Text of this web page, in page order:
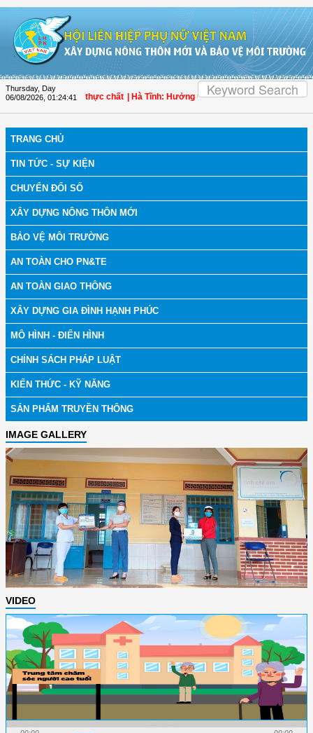
Thursday, Day
06/08/2026 01:24:42
quyền tiếp cận thực chất | Hà Tĩnh: Hưởng ứng Tháng hành động phòng,
TRANG CHỦ
TIN TỨC - SỰ KIỆN
CHUYỂN ĐỔI SỐ
XÂY DỰNG NÔNG THÔN MỚI
BẢO VỆ MÔI TRƯỜNG
AN TOÀN CHO PN&TE
AN TOÀN GIAO THÔNG
XÂY DỰNG GIA ĐÌNH HẠNH PHÚC
MÔ HÌNH - ĐIỂN HÌNH
CHÍNH SÁCH PHÁP LUẬT
KIẾN THỨC - KỸ NĂNG
SẢN PHẨM TRUYỀN THÔNG
IMAGE GALLERY
VIDEO